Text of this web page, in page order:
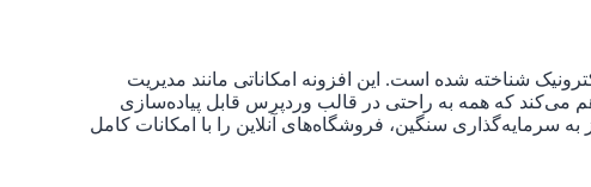
شناخته شده است. این افزونه امکاناتی مانند مدیریت
می‌کند که همه به راحتی در قالب وردپرس قابل پیاده‌سازی
سنگین، فروشگاه‌های آنلاین را با امکانات کامل